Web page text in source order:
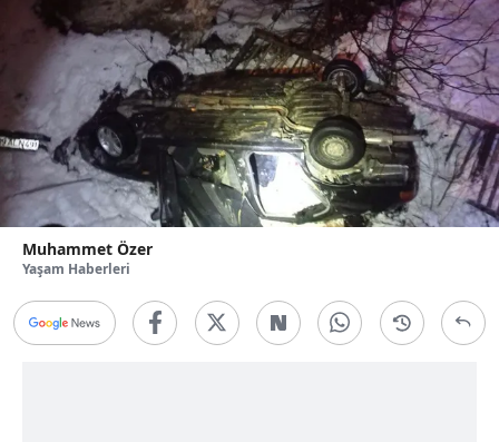
Muhammet Özer
Yaşam Haberleri